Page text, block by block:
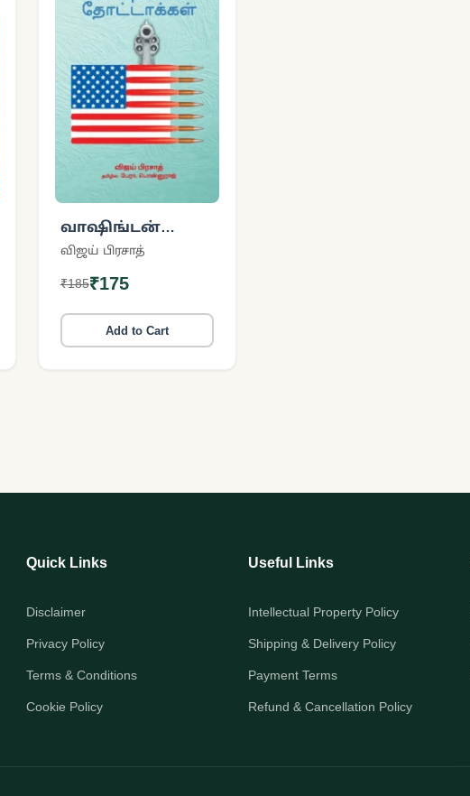
வாஷிங்டன்
தோட்டாக்கள்
விஜய் பிரசாத்
₹185₹175
Add to Cart
Quick Links
Disclaimer
Privacy Policy
Terms & Conditions
Cookie Policy
Useful Links
Intellectual Property Policy
Shipping & Delivery Policy
Payment Terms
Refund & Cancellation Policy